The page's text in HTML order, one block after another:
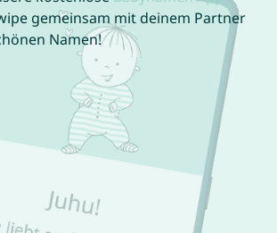
gemeinsam mit deinem Partner
Namen!